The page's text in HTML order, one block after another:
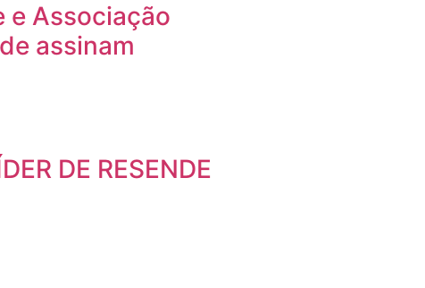
e Associação
assinam
DE RESENDE